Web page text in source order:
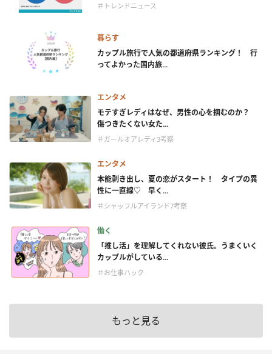
＃トレンドニュース
暮らす
カップル旅行で人気の都道府県ランキング！ 行
ってよかった国内旅...
エンタメ
モテすぎレディはなぜ、男性の心を掴むのか？
傷つきたくない女た...
＃ガールオアレディ3考察
エンタメ
本能剥き出し、夏の恋がスタート！ タイプの異
性に一直線♡ 早く...
＃シャッフルアイランド7考察
働く
「推し活」を理解してくれない彼氏。うまくいく
カップルがしている...
＃お仕事ハック
もっと見る